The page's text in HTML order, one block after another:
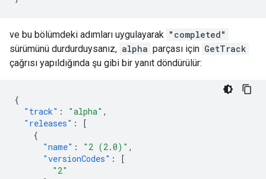
ve bu bölümdeki adımları uygulayarak "completed"
sürümünü durdurduysanız, alpha parçası için GetTrack
çağrısı yapıldığında şu gibi bir yanıt döndürülür:
{
"track" : "alpha" ,
"releases" :
[
{
"name" : "2 (2.0)" ,
"versionCodes" :
[
"2"